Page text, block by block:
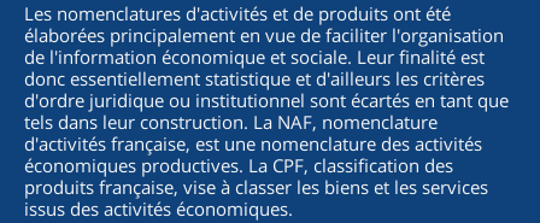
Les nomenclatures d'activités et de produits ont été
élaborées principalement en vue de faciliter l'organisation
de l'information économique et sociale. Leur finalité est
donc essentiellement statistique et d'ailleurs les critères
d'ordre juridique ou institutionnel sont écartés en tant que
tels dans leur construction. La NAF, nomenclature
d'activités française, est une nomenclature des activités
économiques productives. La CPF, classification des
produits française, vise à classer les biens et les services
issus des activités économiques.